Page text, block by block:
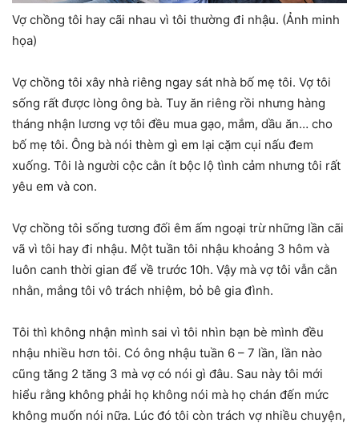
Vợ chồng tôi hay cãi nhau vì tôi thường đi nhậu. (Ảnh minh
họa)
Vợ chồng tôi xây nhà riêng ngay sát nhà bố mẹ tôi. Vợ tôi
sống rất được lòng ông bà. Tuy ăn riêng rồi nhưng hàng
tháng nhận lương vợ tôi đều mua gạo, mắm, dầu ăn… cho
bố mẹ tôi. Ông bà nói thèm gì em lại cặm cụi nấu đem
xuống. Tôi là người cộc cằn ít bộc lộ tình cảm nhưng tôi rất
yêu em và con.
Vợ chồng tôi sống tương đối êm ấm ngoại trừ những lần cãi
vã vì tôi hay đi nhậu. Một tuần tôi nhậu khoảng 3 hôm và
luôn canh thời gian để về trước 10h. Vậy mà vợ tôi vẫn cằn
nhằn, mắng tôi vô trách nhiệm, bỏ bê gia đình.
Tôi thì không nhận mình sai vì tôi nhìn bạn bè mình đều
nhậu nhiều hơn tôi. Có ông nhậu tuần 6 – 7 lần, lần nào
cũng tăng 2 tăng 3 mà vợ có nói gì đâu. Sau này tôi mới
hiểu rằng không phải họ không nói mà họ chán đến mức
không muốn nói nữa. Lúc đó tôi còn trách vợ nhiều chuyện,